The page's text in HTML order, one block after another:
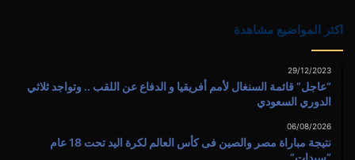
اكثر المواضيع مشاهدة
29/12/2023
“عاجل” قائمة السنغال لأمم أفريقيا و الدفاع عن اللقب .. وتواجد ثلاثي
الدوري السعودي
06/08/2026
نتيجة مباراة مصر والصين فى كأس العالم لكرة اليد تحت 18 عام
“سيدات”